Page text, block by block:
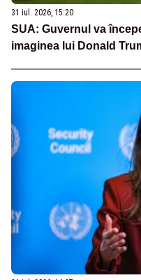
31 iul. 2026, 15:20
SUA: Guvernul va
imaginea lui Donald